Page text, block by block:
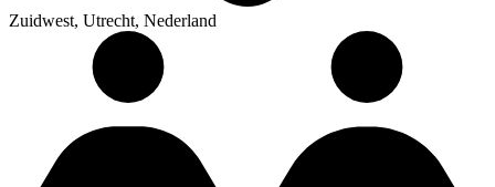
Zuidwest, Utrecht, Nederland